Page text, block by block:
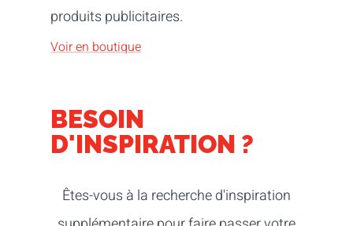
produits publicitaires.
Voir en boutique
BESOIN
D'INSPIRATION ?
Êtes-vous à la recherche d'inspiration